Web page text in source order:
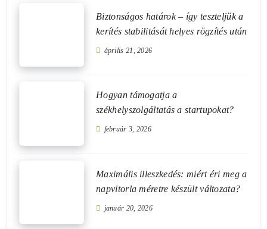
Biztonságos határok – így teszteljük a
kerítés stabilitását helyes rögzítés után
április 21, 2026
Hogyan támogatja a
székhelyszolgáltatás a startupokat?
február 3, 2026
Maximális illeszkedés: miért éri meg a
napvitorla méretre készült változata?
január 20, 2026